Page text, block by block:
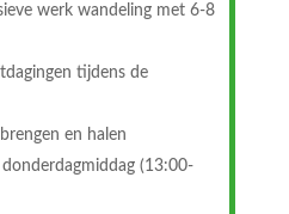
werk wandeling met 6-8
tijdens de
en halen
(13:00-